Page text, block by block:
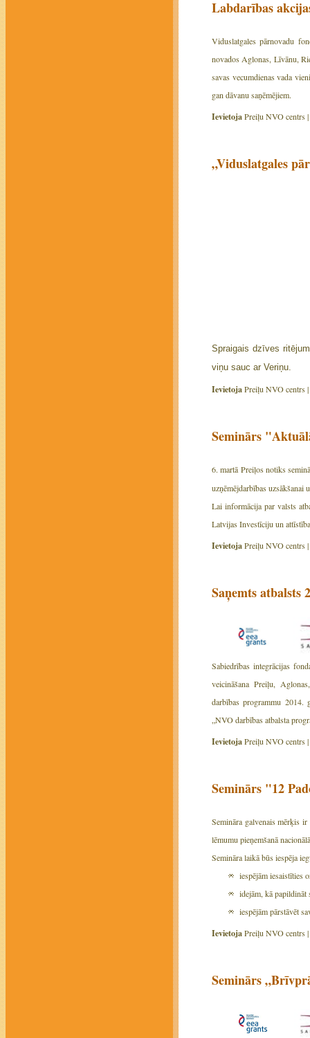
Labdarības
Viduslatgales pārnovadu
novados Aglonas, Līvānu,
savas vecumdienas vada
gan dāvanu saņēmējiem.
IevietojaPreiļu NVO centrs |
„Viduslatgales
Spraigais dzīves
viņu sauc ar Veriņu.
IevietojaPreiļu NVO centrs |
Seminārs
6. martā Preiļos notiks
uzņēmējdarbības uzsākšanai
Lai informācija par valsts
Latvijas Investīciju un
IevietojaPreiļu NVO centrs |
Saņemts atbalsts
Sabiedrības integrācijas
veicināšana Preiļu,
darbības programmu 2014.
„NVO darbības atbalsta
IevietojaPreiļu NVO centrs |
Seminārs "12
Semināra galvenais mērķis
lēmumu pieņemšanā
Semināra laikā būs iespēja
iespējām iesaistīties
idejām, kā papildināt
iespējām pārstāvēt
IevietojaPreiļu NVO centrs |
Seminārs